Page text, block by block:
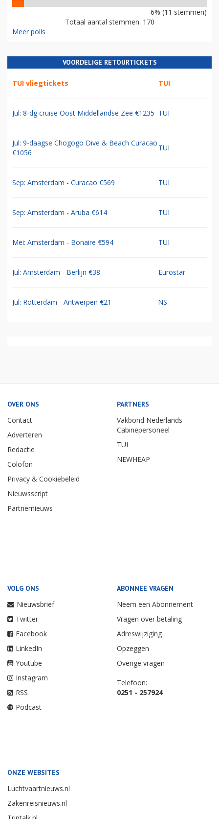
6% (11 stemmen)
Totaal aantal stemmen: 170
Meer polls
VOORDELIGE RETOURTICKETS
TUI vliegtickets TUI
Jul: 8-dg cruise Oost Middellandse Zee €1235 TUI
Jul: 9-daagse Chogogo Dive & Beach Curacao
€1056
TUI
Sep: Amsterdam - Curacao €569 TUI
Sep: Amsterdam - Aruba €614 TUI
Mei: Amsterdam - Bonaire €594 TUI
Jul: Amsterdam - Berlijn €38 Eurostar
Jul: Rotterdam - Antwerpen €21 NS
OVER ONS
Contact
Adverteren
Redactie
Colofon
Privacy & Cookiebeleid
Nieuwsscript
Partnernieuws
PARTNERS
Vakbond Nederlands
Cabinepersoneel
TUI
NEWHEAP
VOLG ONS
Nieuwsbrief
Twitter
Facebook
LinkedIn
Youtube
Instagram
RSS
Podcast
ABONNEE VRAGEN
Neem een Abonnement
Vragen over betaling
Adreswijziging
Opzeggen
Overige vragen
Telefoon:
0251 - 257924
ONZE WEBSITES
Luchtvaartnieuws.nl
Zakenreisnieuws.nl